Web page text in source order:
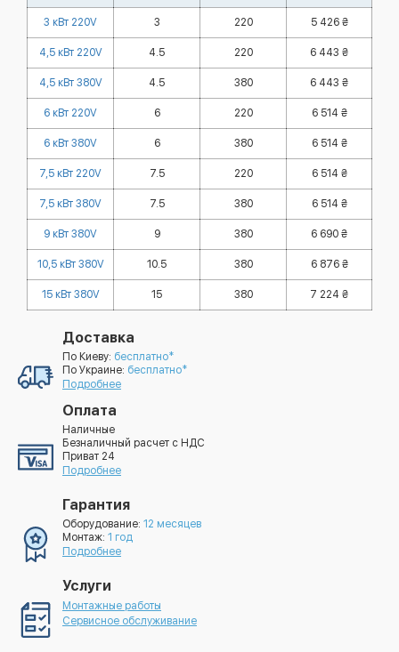
3 кВт 220V 3 220 5 426 ₴
4,5 кВт 220V 4.5 220 6 443 ₴
4,5 кВт 380V 4.5 380 6 443 ₴
6 кВт 220V 6 220 6 514 ₴
6 кВт 380V 6 380 6 514 ₴
7,5 кВт 220V 7.5 220 6 514 ₴
7,5 кВт 380V 7.5 380 6 514 ₴
9 кВт 380V 9 380 6 690 ₴
10,5 кВт 380V 10.5 380 6 876 ₴
15 кВт 380V 15 380 7 224 ₴
Доставка
По Киеву: бесплатно*
По Украине: бесплатно*
Подробнее
Оплата
Наличные
Безналичный расчет с НДС
Приват 24
Подробнее
Гарантия
Оборудование: 12 месяцев
Монтаж: 1 год
Подробнее
Услуги
Монтажные работы
Сервисное обслуживание